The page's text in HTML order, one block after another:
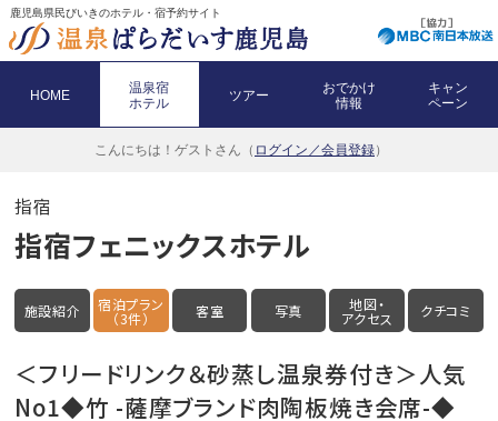
鹿児島県民びいきのホテル・宿予約サイト
HOME
温泉宿
ホテル
ツアー
おでかけ
情報
キャン
ペーン
こんにちは！ ゲストさん（ ログイン／会員登録）
指宿
指宿フェニックスホテル
施設紹介 宿泊プラン
（3件） 客室 写真 地図・
アクセス クチコミ
＜フリードリンク＆砂蒸し温泉券付き＞人気
No1◆竹 -薩摩ブランド肉陶板焼き会席-◆